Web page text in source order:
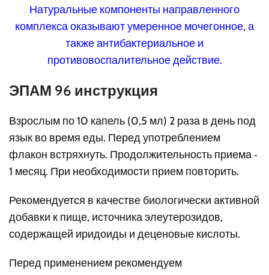
ЭПАМ 96 инструкция
Взрослым по 10 капель (0,5 мл) 2 раза в день под
язык во время еды. Перед употреблением
флакон встряхнуть. Продолжительность приема ‑
1 месяц. При необходимости прием повторить.
Рекомендуется в качестве биологически активной
добавки к пище, источника элеутерозидов,
содержащей иридоиды и деценовые кислоты.
Перед применением рекомендуем